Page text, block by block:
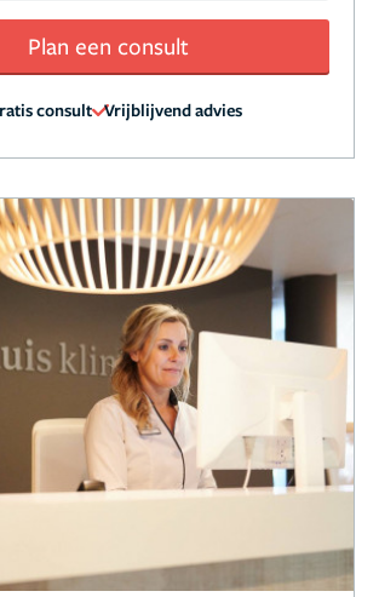
Plan een consult
consult Vrijblijvend advies